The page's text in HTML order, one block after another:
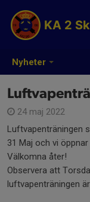
Nyheter
KA 2
24 maj 2022
Luftvapenträningen
31 Maj och vi
Välkomna åter!
Observera att
luftvapenträningen